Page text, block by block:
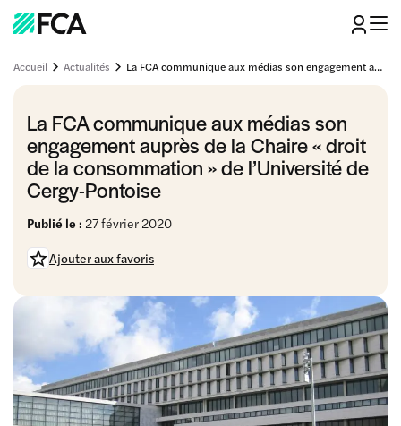
Accueil Actualités La FCA communique aux médias son engagement auprès de la Chaire « droit de la consommation » de l’Université de Cergy-Pontoise
La FCA communique aux médias son
engagement auprès de la Chaire « droit
de la consommation » de l’Université de
Cergy-Pontoise
Publié le : 27 février 2020
Ajouter aux favoris